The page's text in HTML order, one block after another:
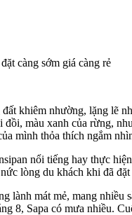
càng sớm giá càng rẻ
khiêm nhường, lặng lẽ
màu xanh của rừng,
mình thỏa thích ngắm
nổi tiếng hay thực
lòng du khách khi đã
lành mát mẻ, mang
8, Sapa có mưa nhiều.